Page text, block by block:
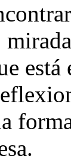
está